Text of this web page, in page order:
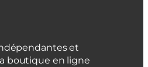
et
boutique en ligne